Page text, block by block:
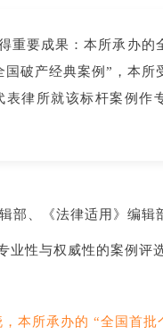
重要成果：本所承办的
破产经典案例”，本所
律所就该标杆案例作
部、《法律适用》编辑
性与权威性的案例评
本所承办的 “全国首批